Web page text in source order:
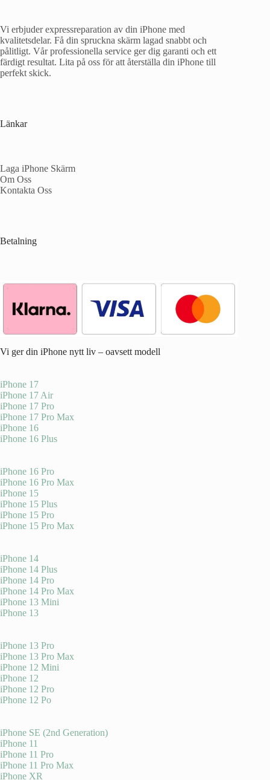
Vi erbjuder expressreparation av din iPhone med
kvalitetsdelar. Få din spruckna skärm lagad snabbt och
pålitligt. Vår professionella service ger dig garanti och ett
färdigt resultat. Lita på oss för att återställa din iPhone till
perfekt skick.
Länkar
Laga iPhone Skärm
Om Oss
Kontakta Oss
Betalning
Vi ger din iPhone nytt liv – oavsett modell
iPhone 17
iPhone 17 Air
iPhone 17 Pro
iPhone 17 Pro Max
iPhone 16
iPhone 16 Plus
iPhone 16 Pro
iPhone 16 Pro Max
iPhone 15
iPhone 15 Plus
iPhone 15 Pro
iPhone 15 Pro Max
iPhone 14
iPhone 14 Plus
iPhone 14 Pro
iPhone 14 Pro Max
iPhone 13 Mini
iPhone 13
iPhone 13 Pro
iPhone 13 Pro Max
iPhone 12 Mini
iPhone 12
iPhone 12 Pro
iPhone 12 Po
iPhone SE (2nd Generation)
iPhone 11
iPhone 11 Pro
iPhone 11 Pro Max
iPhone XR